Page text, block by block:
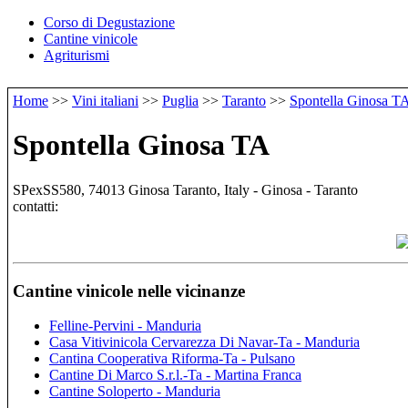
Corso di Degustazione
Cantine vinicole
Agriturismi
Home >> Vini italiani >> Puglia >> Taranto >> Spontella Ginosa
Spontella Ginosa TA
SPexSS580, 74013 Ginosa Taranto, Italy - Ginosa - Taranto
contatti:
Cantine vinicole nelle vicinanze
Felline-Pervini - Manduria
Casa Vitivinicola Cervarezza Di Navar-Ta - Manduria
Cantina Cooperativa Riforma-Ta - Pulsano
Cantine Di Marco S.r.l.-Ta - Martina Franca
Cantine Soloperto - Manduria